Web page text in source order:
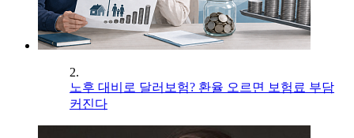
2.
노후 대비로 달러보험? 환율 오르면 보험료 부담
커진다